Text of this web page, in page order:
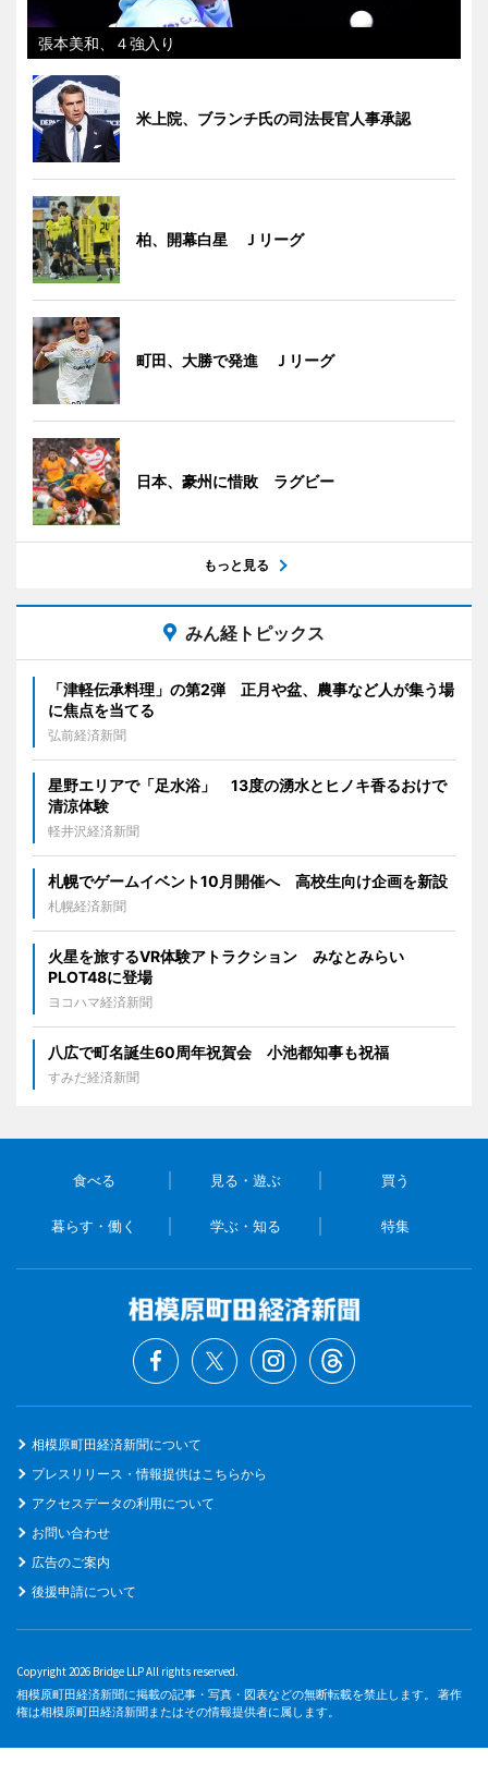
張本美和、４強入り
米上院、ブランチ氏の司法長官人事承認
柏、開幕白星 Ｊリーグ
町田、大勝で発進 Ｊリーグ
日本、豪州に惜敗 ラグビー
もっと見る
みん経トピックス
「津軽伝承料理」の第2弾 正月や盆、農事など人が集う場
に焦点を当てる
弘前経済新聞
星野エリアで「足水浴」 13度の湧水とヒノキ香るおけで
清涼体験
軽井沢経済新聞
札幌でゲームイベント10月開催へ 高校生向け企画を新設
札幌経済新聞
火星を旅するVR体験アトラクション みなとみらい
PLOT48に登場
ヨコハマ経済新聞
八広で町名誕生60周年祝賀会 小池都知事も祝福
すみだ経済新聞
食べる 見る・遊ぶ 買う
暮らす・働く 学ぶ・知る 特集
相模原町田経済新聞について
プレスリリース・情報提供はこちらから
アクセスデータの利用について
お問い合わせ
広告のご案内
後援申請について
Copyright 2026 Bridge LLP All rights reserved.
相模原町田経済新聞に掲載の記事・写真・図表などの無断転載を禁止します。 著作
権は相模原町田経済新聞またはその情報提供者に属します。